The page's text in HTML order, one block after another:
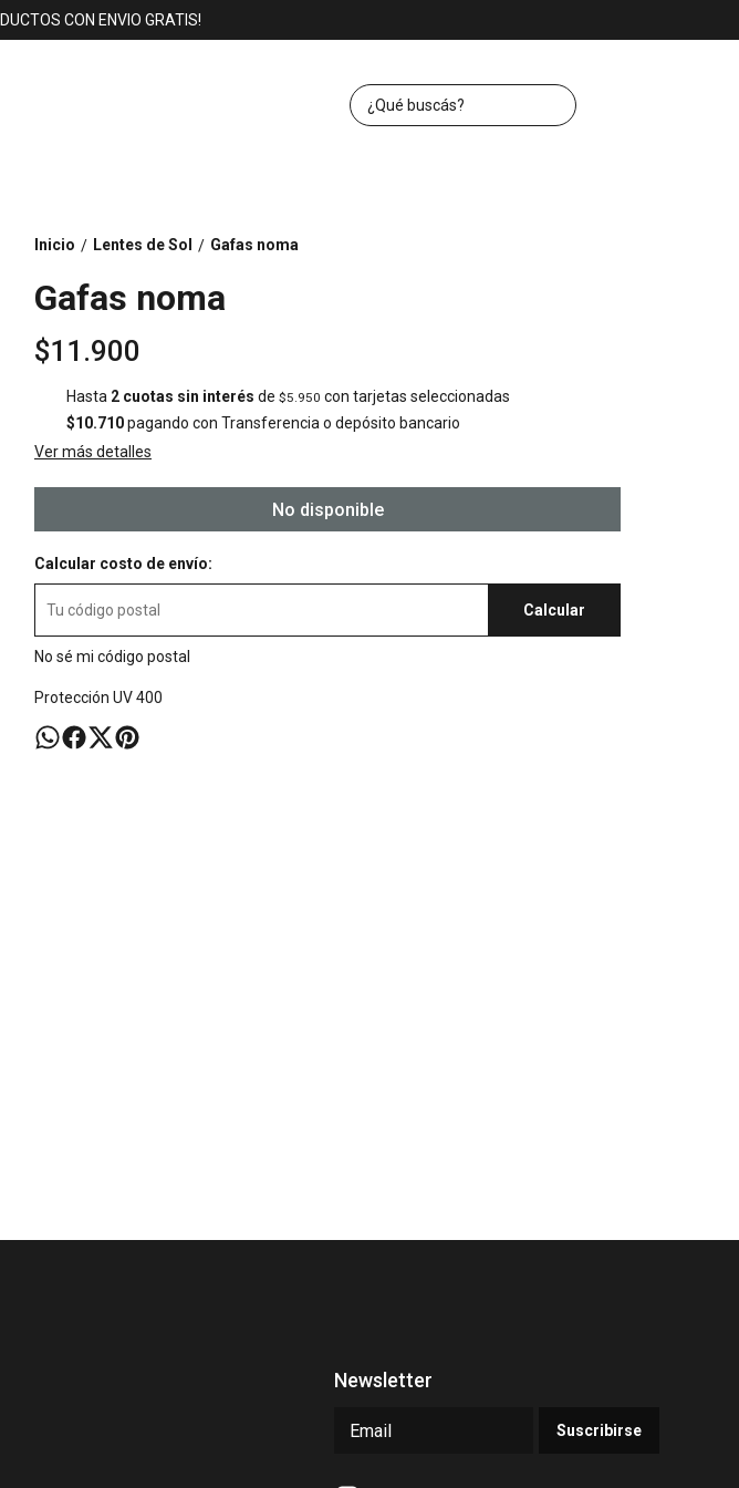
CON ENVIO GRATIS!
Inicio / Lentes de Sol / Gafas noma
Gafas noma
$11.900
Hasta 2 cuotas sin interés de $5.950 con tarjetas seleccionadas
$10.710pagando con Transferencia o depósito bancario
Ver más detalles
No disponible
Calcular costo de envío:
Calcular
No sé mi código postal
Protección UV 400
Newsletter
Suscribirse